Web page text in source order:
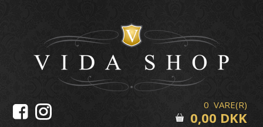
0 VARE(R)
0,00 DKK